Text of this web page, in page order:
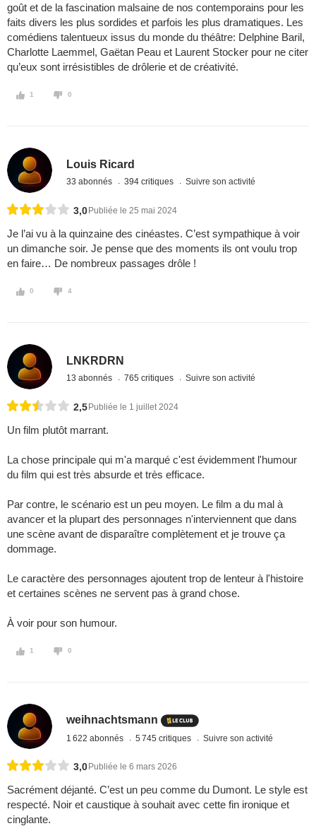
goût et de la fascination malsaine de nos contemporains pour les
faits divers les plus sordides et parfois les plus dramatiques. Les
comédiens talentueux issus du monde du théâtre: Delphine Baril,
Charlotte Laemmel, Gaëtan Peau et Laurent Stocker pour ne citer
qu’eux sont irrésistibles de drôlerie et de créativité.
1 0
Louis Ricard
33 abonnés 394 critiques Suivre son activité
3,0 Publiée le 25 mai 2024
Je l’ai vu à la quinzaine des cinéastes. C’est sympathique à voir
un dimanche soir. Je pense que des moments ils ont voulu trop
en faire… De nombreux passages drôle !
0 4
LNKRDRN
13 abonnés 765 critiques Suivre son activité
2,5 Publiée le 1 juillet 2024
Un film plutôt marrant.
La chose principale qui m'a marqué c'est évidemment l'humour
du film qui est très absurde et très efficace.
Par contre, le scénario est un peu moyen. Le film a du mal à
avancer et la plupart des personnages n'interviennent que dans
une scène avant de disparaître complètement et je trouve ça
dommage.
Le caractère des personnages ajoutent trop de lenteur à l'histoire
et certaines scènes ne servent pas à grand chose.
À voir pour son humour.
1 0
weihnachtsmann
1 622 abonnés 5 745 critiques Suivre son activité
3,0 Publiée le 6 mars 2026
Sacrément déjanté. C’est un peu comme du Dumont. Le style est
respecté. Noir et caustique à souhait avec cette fin ironique et
cinglante.